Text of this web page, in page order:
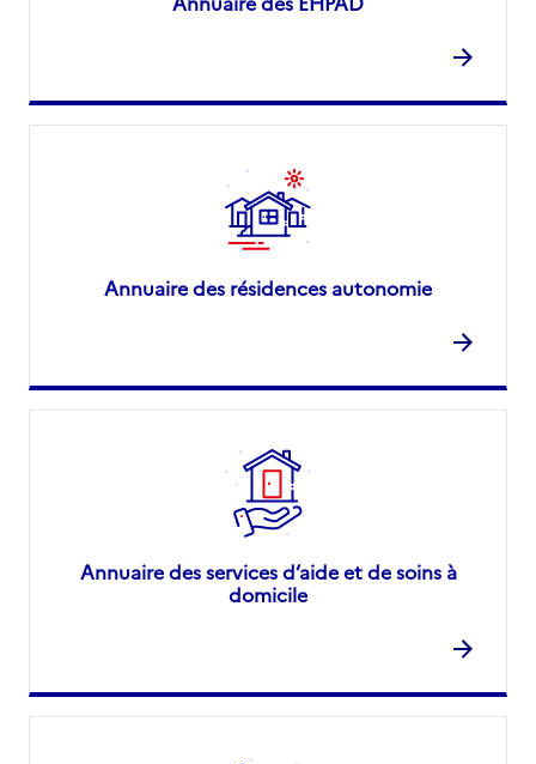
Annuaire des résidences autonomie
Annuaire des services d’aide et de soins à
domicile